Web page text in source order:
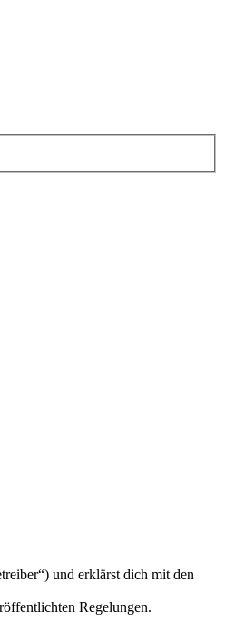
und erklärst dich mit den
Regelungen.